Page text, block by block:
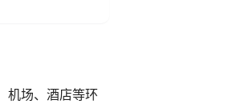
机场、酒店等环